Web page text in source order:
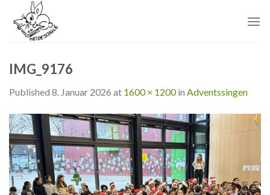
content
IMG_9176
Published 8. Januar 2026 at 1600 × 1200in Adventssingen